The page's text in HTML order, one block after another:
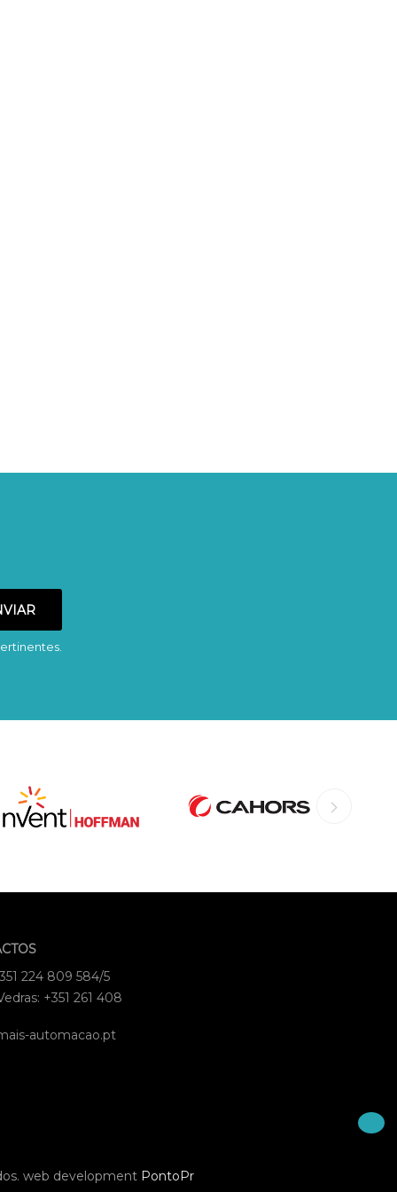
224 809 584/5
+351 261 408
automacao.pt
web development PontoPr